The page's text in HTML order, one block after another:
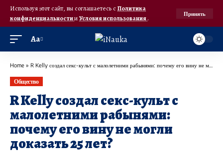
Используя этот сайт, вы соглашаетесь с Политика
конфиденциальностииУсловия использования.
Принять
Аа
Home » R Kelly создал секс-культ с малолетними рабынями: почему его вину не могли доказать 25 лет?
Общество
R Kelly создал секс-культ с
малолетними рабынями:
почему его вину не могли
доказать 25 лет?